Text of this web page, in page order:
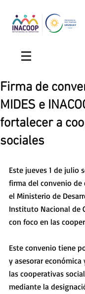
Firma de
MIDES e
fortalecer a
sociales
Este jueves 1 de julio
firma del convenio de
el Ministerio de
Instituto Nacional de
con foco en las
Este convenio tiene
y asesorar
las cooperativas
mediante la